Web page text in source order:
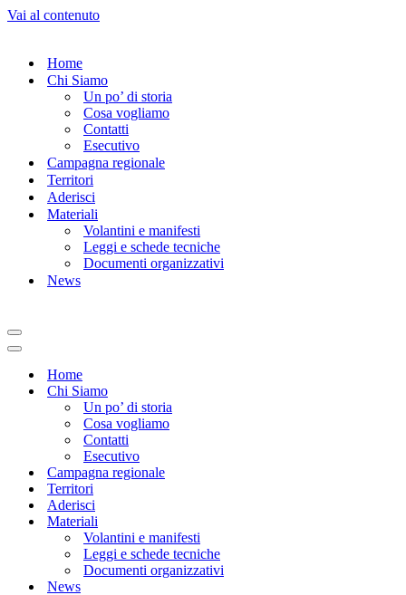
Vai al contenuto
Home
Chi Siamo
Un po’ di storia
Cosa vogliamo
Contatti
Esecutivo
Campagna regionale
Territori
Aderisci
Materiali
Volantini e manifesti
Leggi e schede tecniche
Documenti organizzativi
News
Menu
di
Menu
navigazione
Home
Chi Siamo
Un po’ di storia
Cosa vogliamo
Contatti
Esecutivo
Campagna regionale
Territori
Aderisci
Materiali
Volantini e manifesti
Leggi e schede tecniche
Documenti organizzativi
News